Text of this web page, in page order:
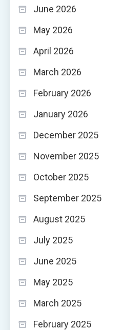
June 2026
May 2026
April 2026
March 2026
February 2026
January 2026
December 2025
November 2025
October 2025
September 2025
August 2025
July 2025
June 2025
May 2025
March 2025
February 2025